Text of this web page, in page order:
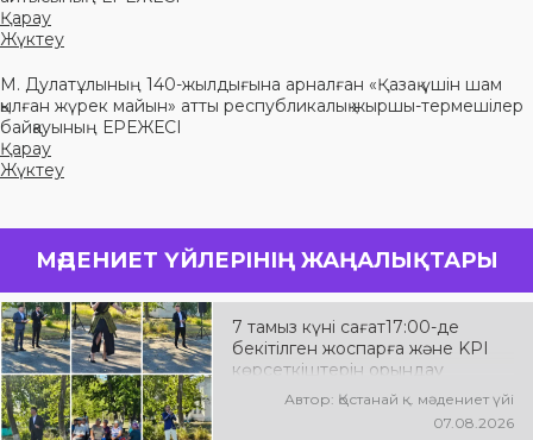
Қарау
Жүктеу
М. Дулатұлының 140-жылдығына арналған «Қазақ үшін шам
қылған жүрек майын» атты республикалық жыршы-термешілер
байқауының ЕРЕЖЕСІ
Қарау
Жүктеу
МӘДЕНИЕТ ҮЙЛЕРІНІҢ ЖАҢАЛЫҚТАРЫ
7 тамыз күні сағат17:00-де
бекітілген жоспарға және KPI
көрсеткіштерін орындау
аясында «Таза Қазақстан»
экологиялық акциясына арналған
көшпелі концерт Меңдіқара
Автор: Қостанай қ. мәдениет үйі
07.08.2026